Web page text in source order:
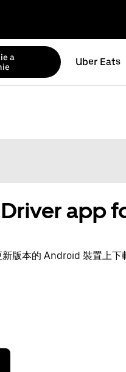
a
Uber Eats
app
版本的 Android 裝置上